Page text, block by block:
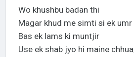
Wo khushbu badan thi
Magar khud me simti si ek
Bas ek lams ki muntjir
Use ek shab jyo hi maine